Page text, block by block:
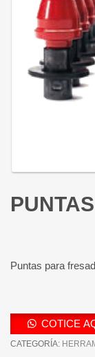
Puntas para
COTICE
CATEGORÍA: